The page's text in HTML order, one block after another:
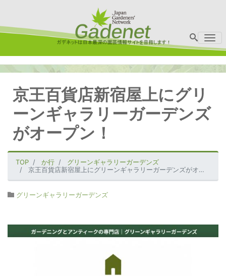
京王百貨店新宿屋上にグリ
ーンギャラリーガーデンズ
がオープン！
TOP か行
グリーンギャラリーガーデンズ
京王百貨店新宿屋上にグリーンギャラリーガーデンズがオープン！
グリーンギャラリーガーデンズ